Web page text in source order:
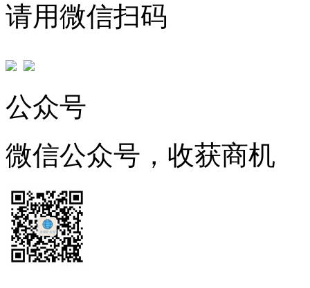
请用微信扫码
公众号
微信公众号，收获商机